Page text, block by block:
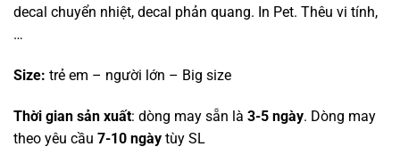
decal chuyển nhiệt, decal phản quang. In Pet. Thêu vi tính,
…
Size: trẻ em – người lớn – Big size
Thời gian sản xuất: dòng may sẵn là 3-5 ngày. Dòng may
theo yêu cầu 7-10 ngàytùy SL